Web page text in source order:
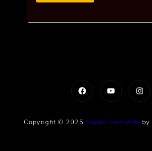
FacebookYouTube
Copyright © 2025 Studio Escobette by